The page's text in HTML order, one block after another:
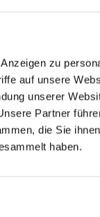
zu
auf unsere
unserer
Partner
die Sie
haben.